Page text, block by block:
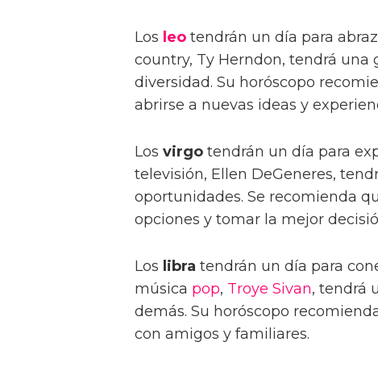
Los leo tendrán un día para
country, Ty Herndon, tendrá una
diversidad. Su horóscopo
abrirse a nuevas ideas y
Los virgo tendrán un día para
televisión, Ellen DeGeneres,
oportunidades. Se recomienda
opciones y tomar la mejor
Los libra tendrán un día para
música pop, Troye Sivan, tendrá
demás. Su horóscopo
con amigos y familiares.